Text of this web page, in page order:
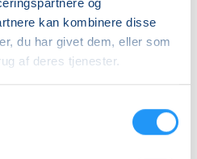
og
kan kombinere disse
du har givet dem, eller som
af deres tjenester.
6, 4200, Slagelse